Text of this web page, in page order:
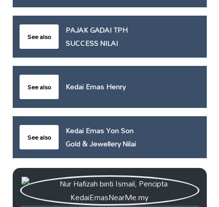
See also
PAJAK GADAI TPH
SUCCESS NILAI
See also Kedai Emas Henry
See also
Kedai Emas Yon Son
Gold & Jewellery Nilai